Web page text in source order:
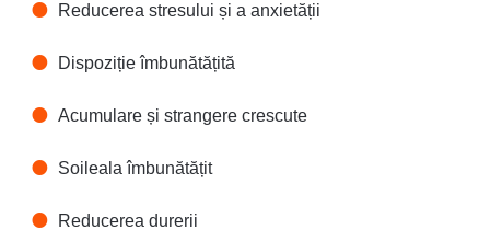
Reducerea stresului și a anxietății
Dispoziție îmbunătățită
Acumulare și strangere crescute
Soileala îmbunătățit
Reducerea durerii